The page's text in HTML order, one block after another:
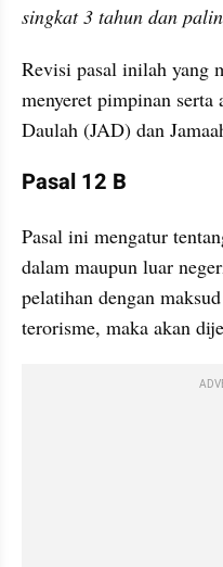
singkat 3 tahun dan
Revisi pasal inilah yang
menyeret pimpinan serta
Daulah (JAD) dan
Pasal 12 B
Pasal ini mengatur
dalam maupun luar
pelatihan dengan
terorisme, maka akan